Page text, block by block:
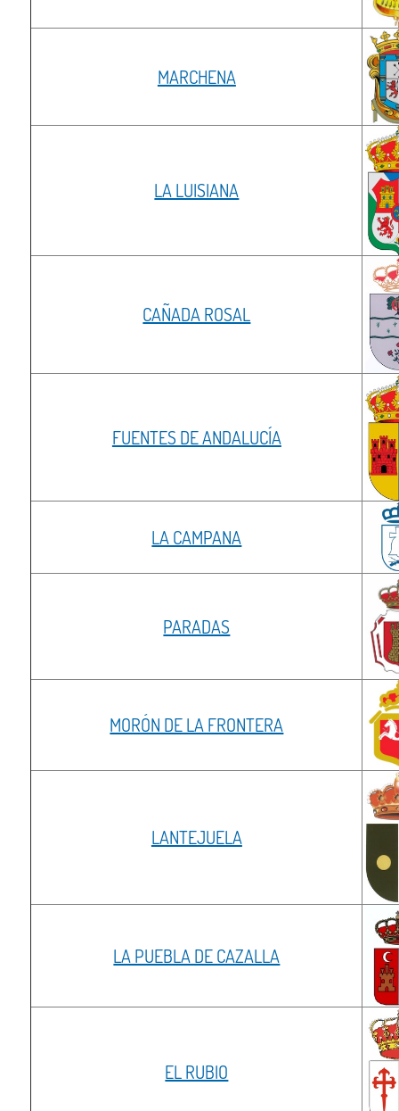
MARCHENA
LA LUISIANA
CAÑADA ROSAL
FUENTES DE ANDALUCÍA
LA CAMPANA
PARADAS
MORÓN DE LA FRONTERA
LANTEJUELA
LA PUEBLA DE CAZALLA
EL RUBIO